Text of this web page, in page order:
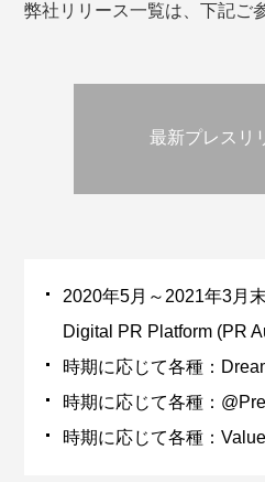
弊社リリース一覧は、下記ご
最新プレスリ
2020年5月～2021年3月
Digital PR Platform (PR
時期に応じて各種：
時期に応じて各種：
時期に応じて各種：